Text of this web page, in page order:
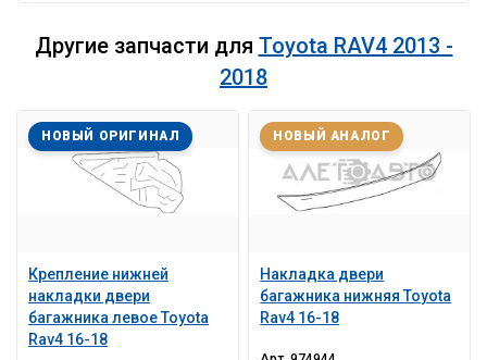
Другие запчасти для Toyota RAV4 2013 -
2018
Крепление нижней
накладки двери
багажника левое Toyota
Rav4 16-18
НОВЫЙ ОРИГИНАЛ
Накладка двери
багажника нижняя Toyota
Rav4 16-18
НОВЫЙ АНАЛОГ